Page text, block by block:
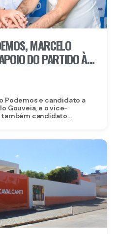
MARCELO
DO PARTIDO À
DA FONTE AO
Podemos e candidato a
Gouveia, e o vice-
candidato...